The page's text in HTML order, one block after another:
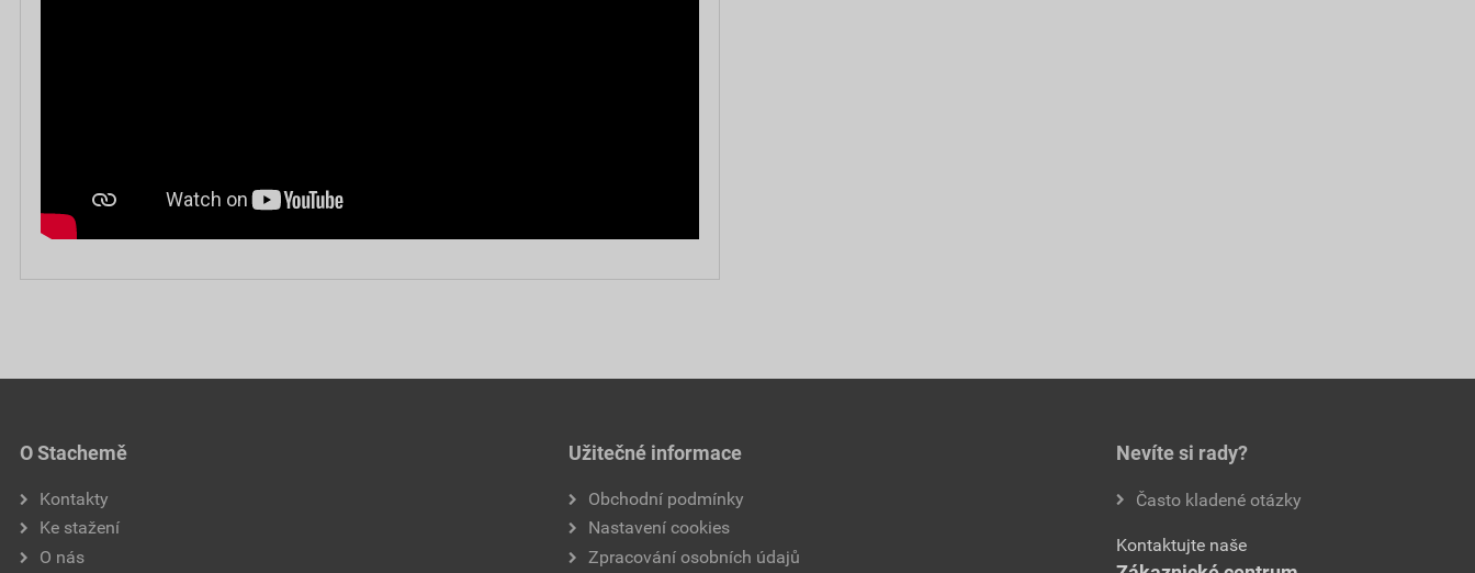
O Stachemě
Kontakty
Ke stažení
O nás
Užitečné informace
Obchodní podmínky
Nastavení cookies
Zpracování osobních údajů
Nevíte si rady?
Často kladené otázky
Kontaktujte naše